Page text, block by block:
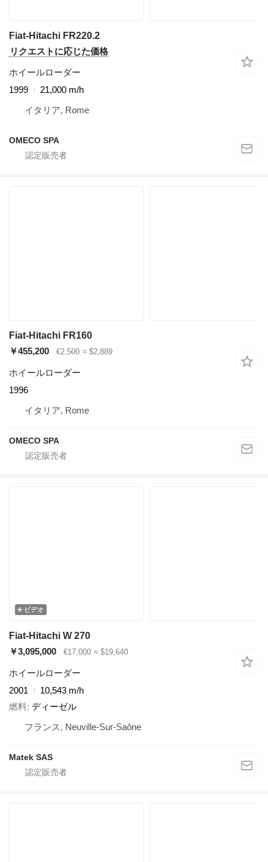
Fiat-Hitachi FR220.2
リクエストに応じた価格
ホイールローダー
1999
21,000 m/h
イタリア, Rome
OMECO SPA
Fiat-Hitachi FR160
￥455,200
€2,500 ≈ $2,889
ホイールローダー
1996
イタリア, Rome
OMECO SPA
ビデオ
Fiat-Hitachi W 270
￥3,095,000
€17,000 ≈ $19,640
ホイールローダー
2001
10,543 m/h
燃料 ディーゼル
フランス, Neuville-Sur-Saône
Matek SAS